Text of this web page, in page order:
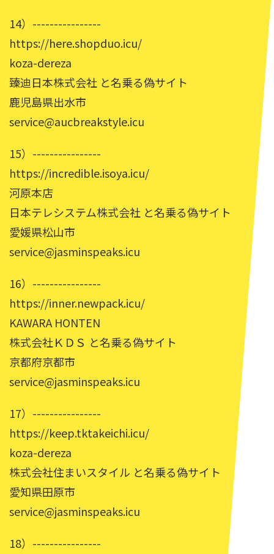
14）----------------
https://here.shopduo.icu/
koza-dereza
臻迪日本株式会社 と名乗る偽サイト
鹿児島県出水市
service@aucbreakstyle.icu
15）----------------
https://incredible.isoya.icu/
河原本店
日本テレシステム株式会社 と名乗る偽サイト
愛媛県松山市
service@jasminspeaks.icu
16）----------------
https://inner.newpack.icu/
KAWARA HONTEN
株式会社ＫＤＳ と名乗る偽サイト
京都府京都市
service@jasminspeaks.icu
17）----------------
https://keep.tktakeichi.icu/
koza-dereza
株式会社住まいスタイル と名乗る偽サイト
愛知県田原市
service@jasminspeaks.icu
18）----------------